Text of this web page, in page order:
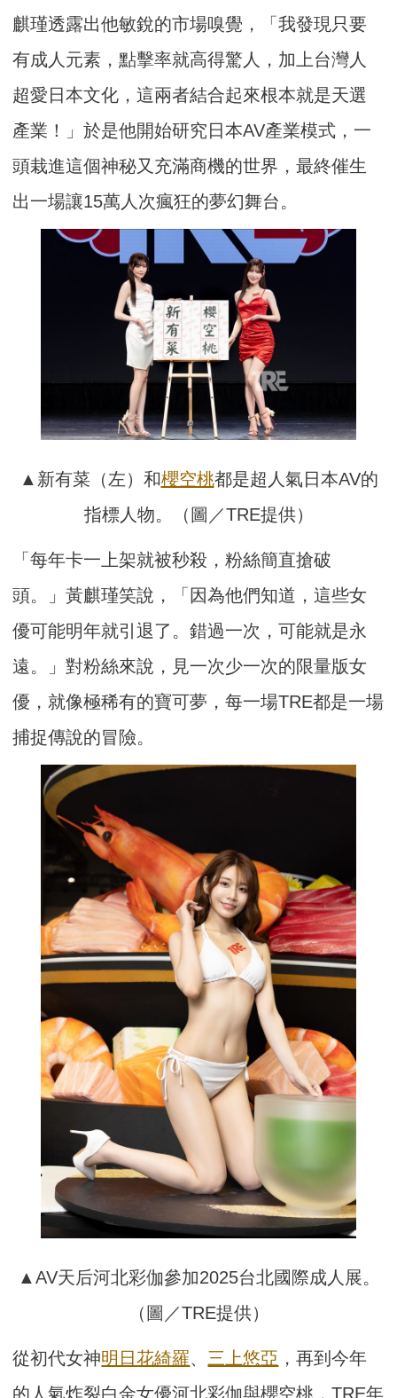
麒瑾透露出他敏銳的市場嗅覺，「我發現只要
有成人元素，點擊率就高得驚人，加上台灣人
超愛日本文化，這兩者結合起來根本就是天選
產業！」於是他開始研究日本AV產業模式，一
頭栽進這個神秘又充滿商機的世界，最終催生
出一場讓15萬人次瘋狂的夢幻舞台。
▲新有菜（左）和櫻空桃都是超人氣日本AV的
指標人物。（圖／TRE提供）
「每年卡一上架就被秒殺，粉絲簡直搶破
頭。」黃麒瑾笑說，「因為他們知道，這些女
優可能明年就引退了。錯過一次，可能就是永
遠。」對粉絲來說，見一次少一次的限量版女
優，就像極稀有的寶可夢，每一場TRE都是一場
捕捉傳說的冒險。
▲AV天后河北彩伽參加2025台北國際成人展。
（圖／TRE提供）
從初代女神明日花綺羅、 三上悠亞 ，再到今年
的人氣炸裂白金女優河北彩伽與櫻空桃，TRE年